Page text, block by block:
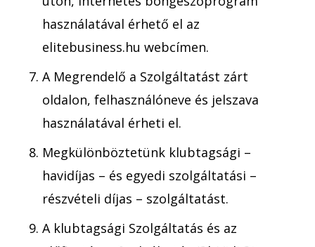
használatával érhető el az
elitebusiness.hu webcímen.
A Megrendelő a Szolgáltatást zárt
oldalon, felhasználóneve és jelszava
használatával érheti el.
Megkülönböztetünk klubtagsági –
havidíjas – és egyedi szolgáltatási –
részvételi díjas – szolgáltatást.
A klubtagsági Szolgáltatás és az